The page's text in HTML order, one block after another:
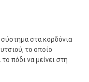
σύστημα στα κορδόνια
το οποίο
πόδι να μείνει στη